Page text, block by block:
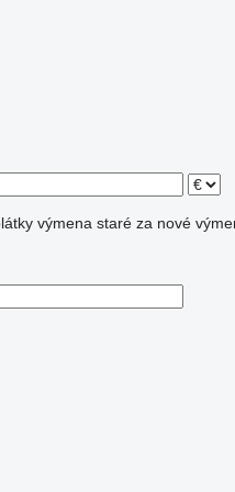
výmena staré za nové